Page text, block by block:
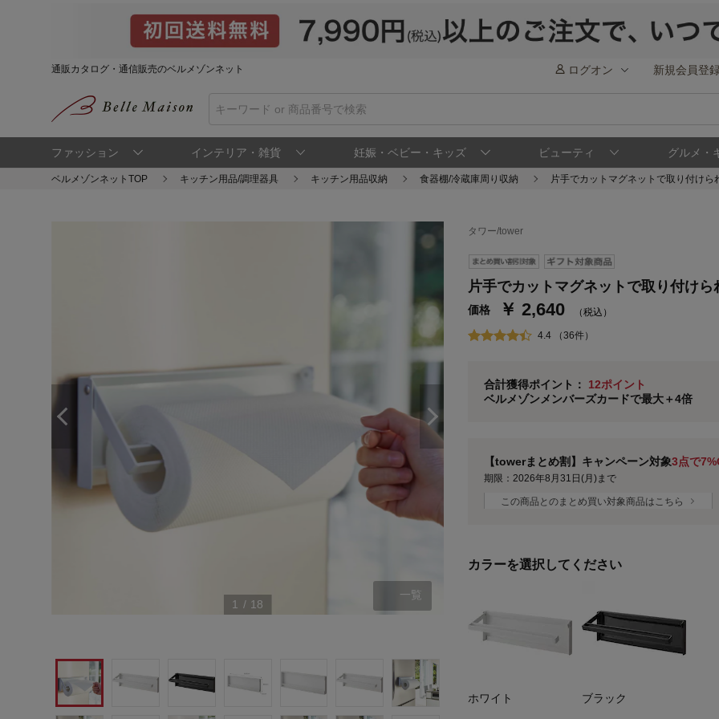
通販カタログ・通信販売のベルメゾンネット ログオン 新規会員登録
ファッション インテリア・雑貨 妊娠・ベビー・キッズ ビューティ グルメ・
ベルメゾンネットTOP キッチン用品/調理器具 キッチン用品収納 食器棚/冷蔵庫周り収納 片手でカットマグネットで取り付け
ホワイト
1 / 18
一覧
タワー/tower
片手でカットマグネットで取り付け
価格 ￥ 2,640 （税込）
4.4 （36件）
合計獲得ポイント： 12ポイント
ベルメゾンメンバーズカードで最大＋4倍
ステージが上がれば送料無料・返品引取無料！
さらにポイント還元最大16倍！
ベルメゾンご優待サービスについて
通常商品送料無料 返品引取無料（JCBのみ）
※メンバーズカードの加算ポイントはステージ倍率適
【towerまとめ割】キャンペーン対象3点で
期限：2026年8月31日(月)まで
この商品とのまとめ買い対象商品はこちら
カラーを選択してください
ホワイト ブラック